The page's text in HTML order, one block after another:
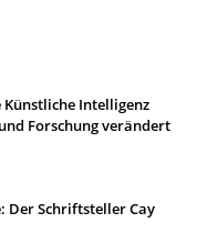
Künstliche Intelligenz
Forschung verändert
Der Schriftsteller Cay